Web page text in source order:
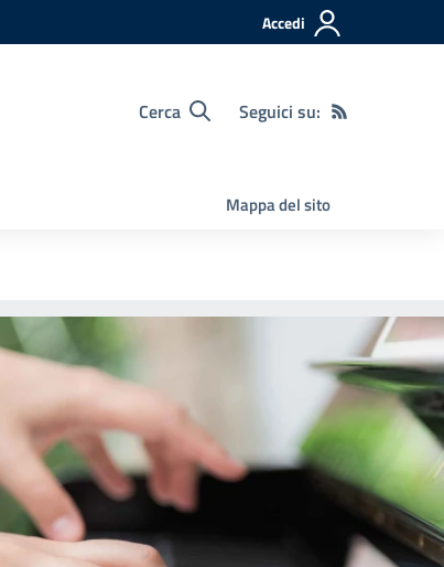
Accedi
Cerca Seguici su:
Mappa del sito